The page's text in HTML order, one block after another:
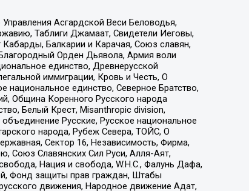
Асгардской Веси Беловодья,
Таблиги Джамаат, Свидетели Иеговы,
Балкарии и Карачая, Союз славян,
Орден Дьявола, Армия воли
единство, Древнерусской
иммиграции, Кровь и Честь, О
национальное единство, Северное Братство,
Община Коренного Русского народа
Белый Крест, Misanthropic division,
Русские, Русское национальное
народа, Рубеж Севера, ТОЙС, О
Сектор 16, Независимость, Фирма,
Союз Славянских Сил Руси, Алля-Аят,
Нация и свобода, W.H.С., Фалунь Дафа,
Фонд защиты прав граждан, Штабы
движения, Народное движение Адат,